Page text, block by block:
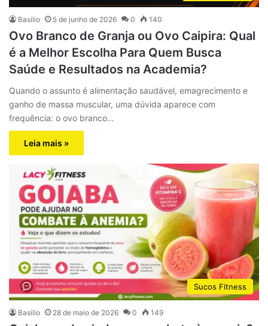
Basilio 5 de junho de 2026 0 140
Ovo Branco de Granja ou Ovo Caipira: Qual
é a Melhor Escolha Para Quem Busca
Saúde e Resultados na Academia?
Quando o assunto é alimentação saudável, emagrecimento e
ganho de massa muscular, uma dúvida aparece com
frequência: o ovo branco…
Leia mais »
Sucos Fitness
Basilio 28 de maio de 2026 0 149